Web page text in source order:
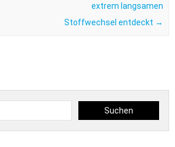
extrem langsamen
Stoffwechsel entdeckt →
Suchen